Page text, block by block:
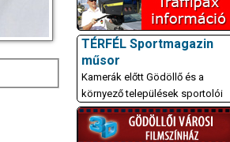
TÉRFÉL Sportmagazin
műsor
Kamerák előtt Gödöllő és a
környező települések sportolói